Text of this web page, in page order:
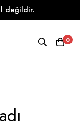
değildir.
0